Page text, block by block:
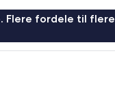
Flere fordele til flere